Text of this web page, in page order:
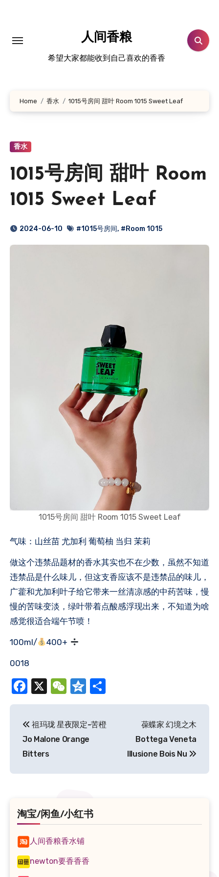
人间香粮
希望大家都能收到自己喜欢的香香
Home 香水 1015号房间 甜叶 Room 1015 Sweet Leaf
香水
1015号房间 甜叶 Room
1015 Sweet Leaf
2024-06-10 #1015号房间, #Room 1015
1015号房间 甜叶 Room 1015 Sweet Leaf
气味：山丝苗 尤加利 葡萄柚 当归 茉莉
做这个违禁品题材的香水其实也不在少数，虽然不知道
违禁品是什么味儿，但这支香应该不是违禁品的味儿，
广藿和尤加利叶子给它带来一丝清凉感的中药苦味，慢
慢的苦味变淡，绿叶带着点酸感浮现出来，不知道为啥
感觉很适合端午节喷！
100ml/ 400+
0018
Facebook
X WeChat
Qzone
享
章
导
航
祖玛珑 星夜限定-苦橙
Jo Malone Orange
Bitters
葆蝶家 幻境之木
Bottega Veneta
Illusione Bois Nu
淘宝/闲鱼/小红书
人间香粮香水铺
newton要香香香